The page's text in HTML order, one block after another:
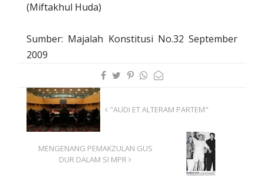
(Miftakhul Huda)
Sumber: Majalah Konstitusi No.32 September
2009
"AUDI ET ALTERAM PARTEM"
MENGENANG PEMAKZULAN GUS
DUR DALAM SI MPR